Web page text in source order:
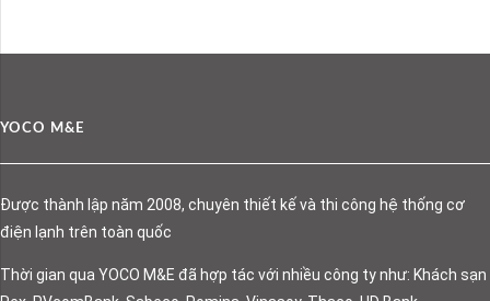
YOCO M&E
Được thành lập năm 2008, chuyên thiết kế và thi công hệ thống cơ
điện lạnh trên toàn quốc
Thời gian qua YOCO M&E đã hợp tác với nhiều công ty như: Khách sạn